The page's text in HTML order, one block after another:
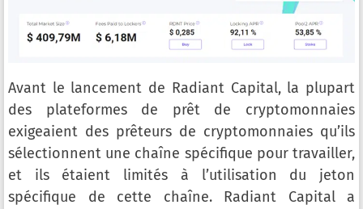
Avant le lancement de Radiant Capital, la plupart
des plateformes de prêt de cryptomonnaies
exigeaient des prêteurs de cryptomonnaies qu’ils
sélectionnent une chaîne spécifique pour travailler,
et ils étaient limités à l’utilisation du jeton
spécifique de cette chaîne. Radiant Capital a